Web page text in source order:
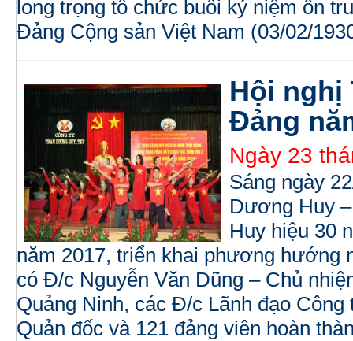
long trọng tổ chức buổi kỷ niệm ôn
Đảng Cộng sản Việt Nam (03/02/
Hội nghị
Đảng
Ngày 23
Sáng ngày
Dương Huy
Huy hiệu 30
năm 2017, triển khai phương hướng
có Đ/c Nguyễn Văn Dũng – Chủ
Quảng Ninh, các Đ/c Lãnh đạo
Quản đốc và 121 đảng viên hoàn